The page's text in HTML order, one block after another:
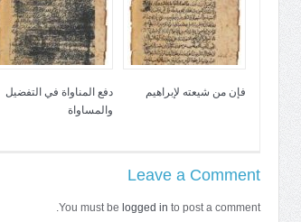
فإن من شيعته لإبراهيم
دفع المناواة في التفضيل
والمساواة
Leave a Comment
You must be logged in to post a comment.